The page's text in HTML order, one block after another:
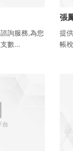
詢服務,為您
數...
張
提
帳